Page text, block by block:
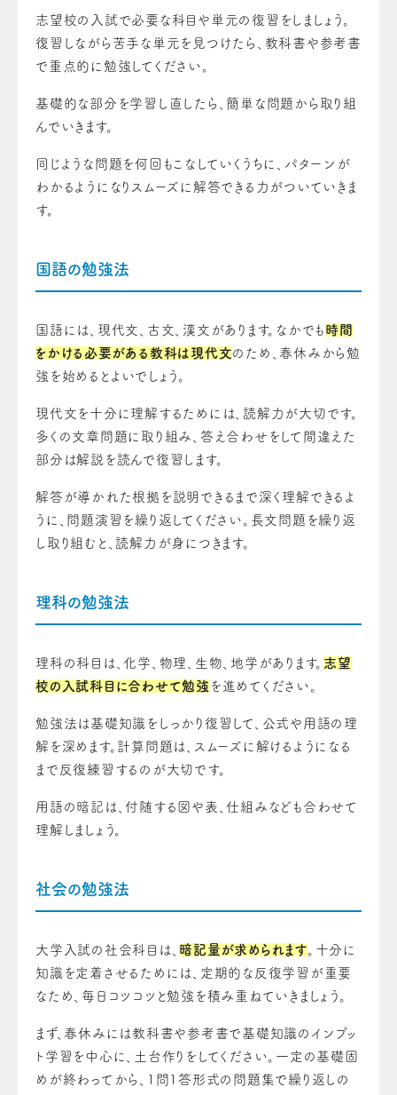
志望校の入試で必要な科目や単元の復習をしましょう。
復習しながら苦手な単元を見つけたら、教科書や参考書
で重点的に勉強してください。
基礎的な部分を学習し直したら、簡単な問題から取り組
んでいきます。
同じような問題を何回もこなしていくうちに、パターンが
わかるようになりスムーズに解答できる力がついていきま
す。
国語の勉強法
国語には、現代文、古文、漢文があります。なかでも 時間
をかける必要がある教科は現代文のため、春休みから勉
強を始めるとよいでしょう。
現代文を十分に理解するためには、読解力が大切です。
多くの文章問題に取り組み、答え合わせをして間違えた
部分は解説を読んで復習します。
解答が導かれた根拠を説明できるまで深く理解できるよ
うに、問題演習を繰り返してください。長文問題を繰り返
し取り組むと、読解力が身につきます。
理科の勉強法
理科の科目は、化学、物理、生物、地学があります。 志望
校の入試科目に合わせて勉強 を進めてください。
勉強法は基礎知識をしっかり復習して、公式や用語の理
解を深めます。計算問題は、スムーズに解けるようになる
まで反復練習するのが大切です。
用語の暗記は、付随する図や表、仕組みなども合わせて
理解しましょう。
社会の勉強法
大学入試の社会科目は、 暗記量が求められます。十分に
知識を定着させるためには、定期的な反復学習が重要
なため、毎日コツコツと勉強を積み重ねていきましょう。
まず、春休みには教科書や参考書で基礎知識のインプッ
ト学習を中心に、土台作りをしてください。一定の基礎固
めが終わってから、1問1答形式の問題集で繰り返しの